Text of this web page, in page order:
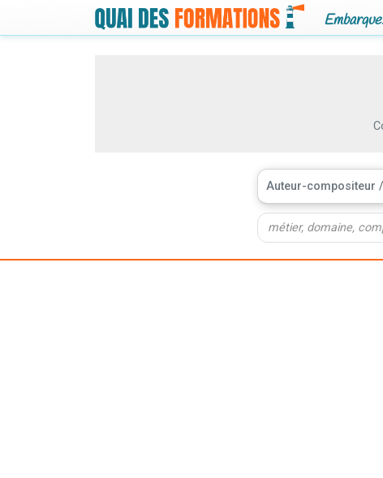
Auteur-compositeur